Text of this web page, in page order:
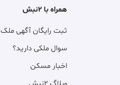
همراه با ۲نبش
ثبت رایگان آگهی ملک
سوال ملکی دارید؟
اخبار مسکن